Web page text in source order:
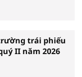
trái phiếu
II năm 2026